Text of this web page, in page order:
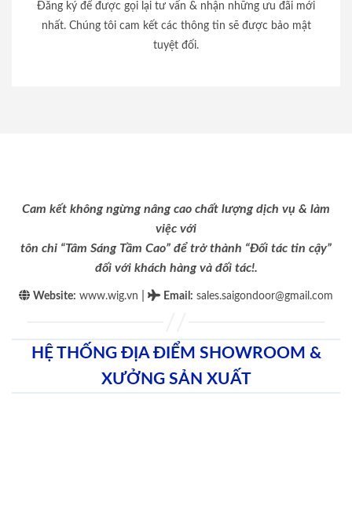
Đăng ký để được gọi lại tư vấn & nhận những ưu đãi mới
nhất. Chúng tôi cam kết các thông tin sẽ được bảo mật
tuyệt đối.
Cam kết không ngừng nâng cao chất lượng dịch vụ & làm
việc với
tôn chỉ “Tâm Sáng Tầm Cao” để trở thành “Đối tác tin cậy”
đối với khách hàng và đối tác!.
Website: www.wig.vn Email : sales.saigondoor@gmail.com
HỆ THỐNG ĐỊA ĐIỂM SHOWROOM &
XƯỞNG SẢN XUẤT